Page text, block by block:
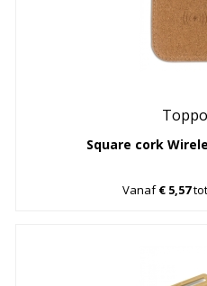
Square cork
Vanaf€ 5,57